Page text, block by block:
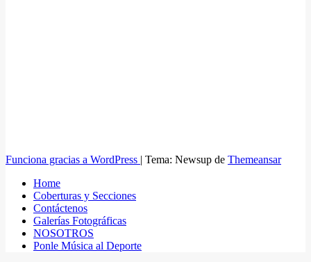
Funciona gracias a WordPress | Tema: Newsup de Themeansar
Home
Coberturas y Secciones
Contáctenos
Galerías Fotográficas
NOSOTROS
Ponle Música al Deporte